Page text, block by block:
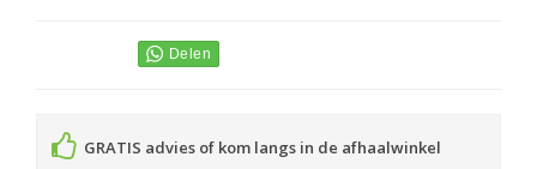
GRATIS advies of kom langs in de afhaalwinkel